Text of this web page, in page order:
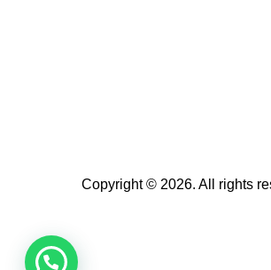
Copyright © 2026. All rights